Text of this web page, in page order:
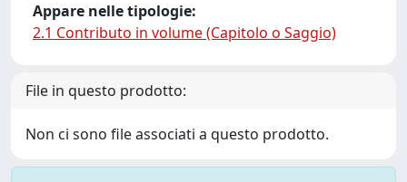
Appare nelle tipologie:
2.1 Contributo in volume (Capitolo o Saggio)
File in questo prodotto:
Non ci sono file associati a questo prodotto.